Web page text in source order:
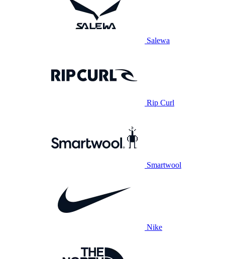
Salewa
Rip Curl
Smartwool
Nike